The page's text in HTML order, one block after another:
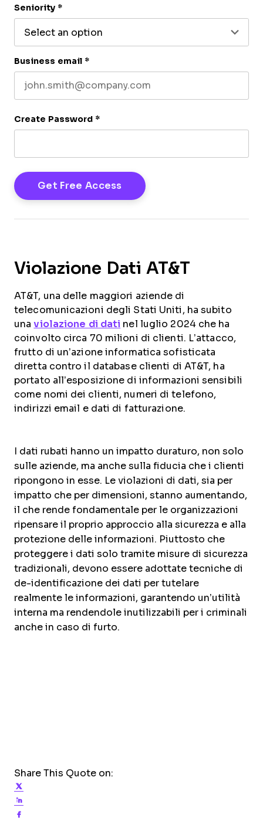
Seniority *
Business email *
Create Password *
Violazione Dati AT&T
AT&T, una delle maggiori aziende di
telecomunicazioni degli Stati Uniti, ha subito
unaviolazione di dati nel luglio 2024 che ha
coinvolto circa 70 milioni di clienti. L’attacco,
frutto di un’azione informatica sofisticata
diretta contro il database clienti di AT&T, ha
portato all’esposizione di informazioni sensibili
come nomi dei clienti, numeri di telefono,
indirizzi email e dati di fatturazione.
I dati rubati hanno un impatto duraturo, non solo
sulle aziende, ma anche sulla fiducia che i clienti
ripongono in esse. Le violazioni di dati, sia per
impatto che per dimensioni, stanno aumentando,
il che rende fondamentale per le organizzazioni
ripensare il proprio approccio alla sicurezza e alla
protezione delle informazioni. Piuttosto che
proteggere i dati solo tramite misure di sicurezza
tradizionali, devono essere adottate tecniche di
de-identificazione dei dati per tutelare
realmente le informazioni, garantendo un’utilità
interna ma rendendole inutilizzabili per i criminali
anche in caso di furto.
Share This Quote on: